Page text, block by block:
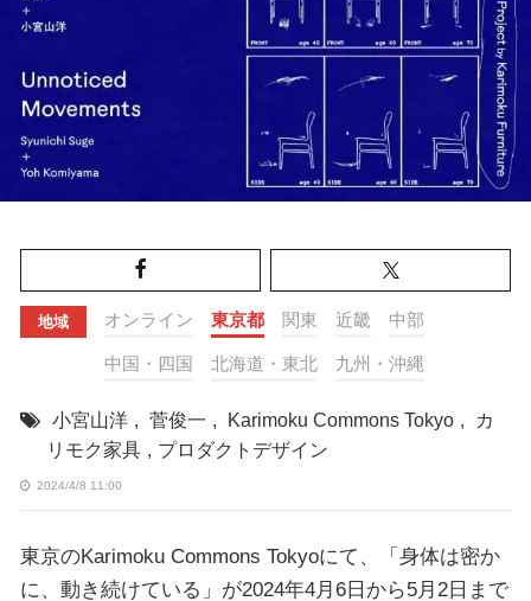
地域 オンライン 東京都 関東 近畿 中部
中国・四国 北海道・東北 九州・沖縄
小宮山洋 , 菅俊一 , Karimoku Commons Tokyo ,
カ
リモク家具 , プロダクトデザイン
2024/4/8 11:00
東京のKarimoku Commons Tokyoにて、「身体は密か
に、動き続けている」が2024年4月6日から5月2日まで